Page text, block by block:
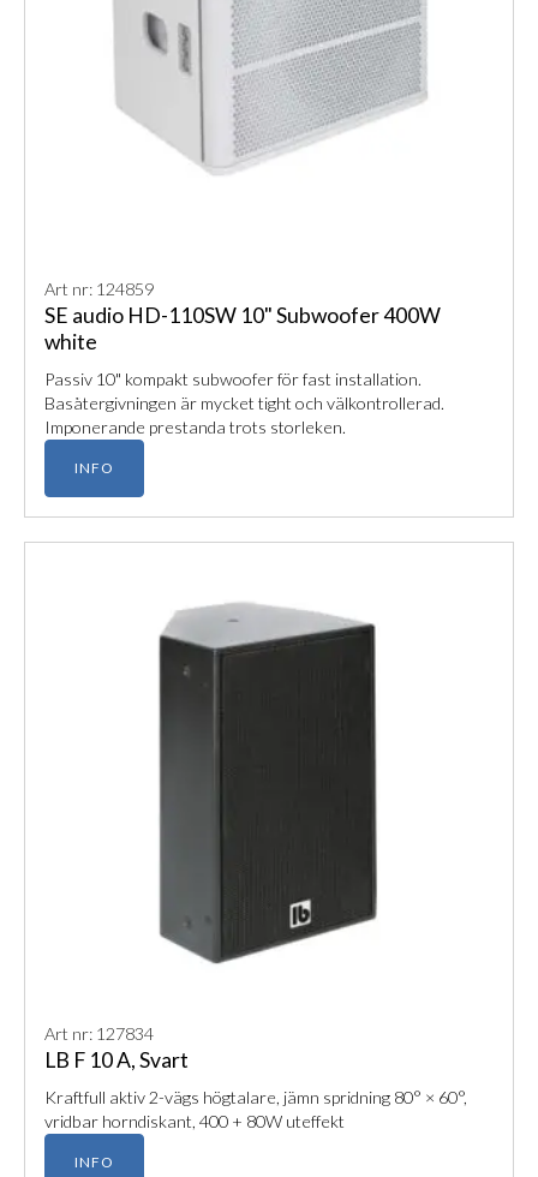
Art nr: 124859
SE audio HD-110SW 10" Subwoofer 400W
white
Passiv 10" kompakt subwoofer för fast installation.
Basåtergivningen är mycket tight och välkontrollerad.
Imponerande prestanda trots storleken.
INFO
Art nr: 127834
LB F 10 A, Svart
Kraftfull aktiv 2-vägs högtalare, jämn spridning 80° × 60°,
vridbar horndiskant, 400 + 80W uteffekt
INFO